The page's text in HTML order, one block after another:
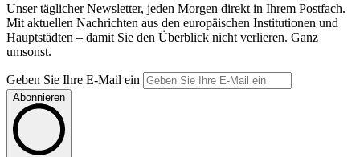
Unser täglicher Newsletter, jeden Morgen direkt in Ihrem Postfach.
Mit aktuellen Nachrichten aus den europäischen Institutionen und
Hauptstädten – damit Sie den Überblick nicht verlieren. Ganz
umsonst.
Geben Sie Ihre E-Mail ein
Abonnieren